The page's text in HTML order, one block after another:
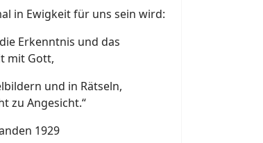
in Ewigkeit für uns sein wird:
Erkenntnis und das
mit Gott,
und in Rätseln,
zu Angesicht.“
1929